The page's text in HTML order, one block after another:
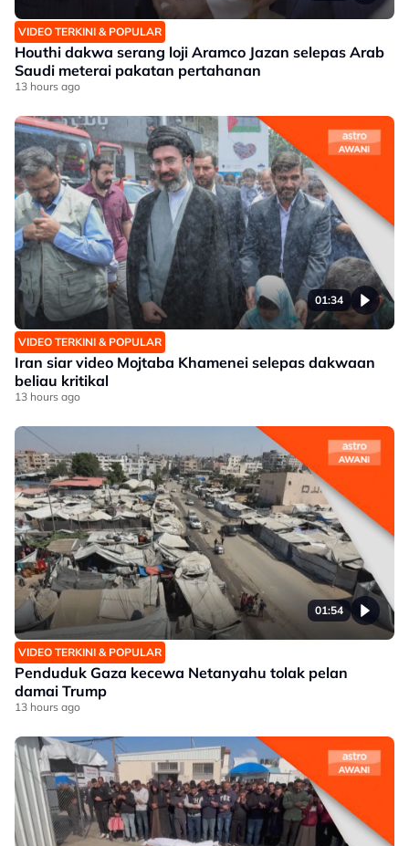
VIDEO TERKINI & POPULAR
Houthi dakwa serang loji Aramco Jazan selepas Arab
Saudi meterai pakatan pertahanan
13 hours ago
01:34
VIDEO TERKINI & POPULAR
Iran siar video Mojtaba Khamenei selepas dakwaan
beliau kritikal
13 hours ago
01:54
VIDEO TERKINI & POPULAR
Penduduk Gaza kecewa Netanyahu tolak pelan
damai Trump
13 hours ago